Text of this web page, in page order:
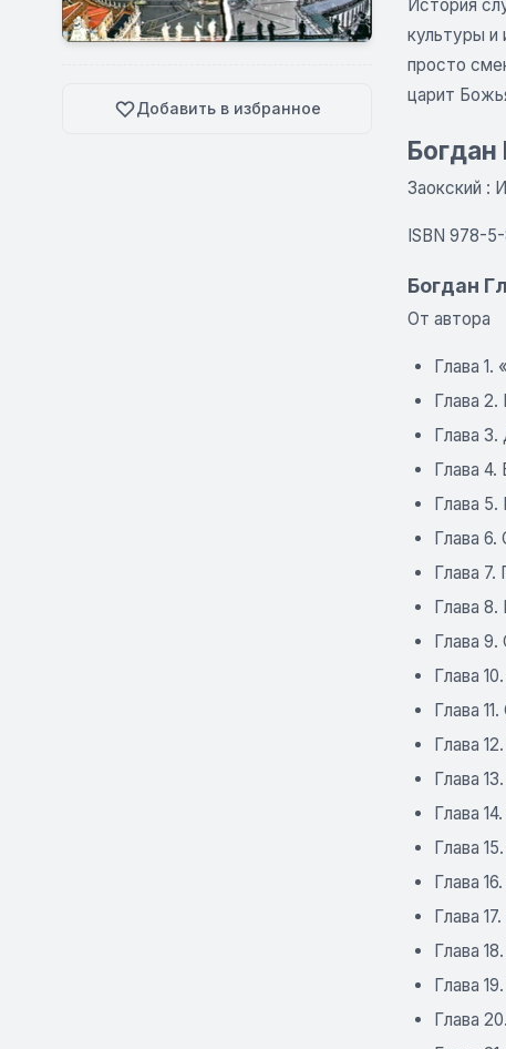
Добавить в избранное
История
культуры и
просто
царит
Заокский :
ISBN 978-
Богдан
От автора
Глава 1.
Глава 2.
Глава 3.
Глава 4.
Глава
Глава
Глава
Глава
Глава
Глава
Глава
Глава
Глава
Глава
Глава
Глава
Глава
Глава
Глава
Глава